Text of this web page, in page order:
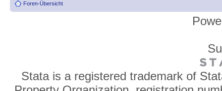
Foren-Übersicht
Stata is a registered trademark of